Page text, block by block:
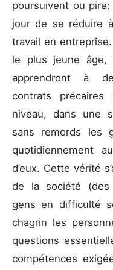
poursuivent ou pire:
jour de se réduire
travail en
le plus jeune âge,
apprendront à
contrats
niveau, dans une
sans remords les
quotidiennement
d’eux. Cette vérité
de la société (des
gens en difficulté
chagrin les
questions
compétences